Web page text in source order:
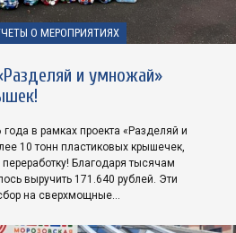
О МЕРОПРИЯТИЯХ
и умножай»
в рамках проекта «Разделяй и
10 тонн пластиковых крышечек,
Благодаря тысячам
выручить 171.640 рублей. Эти
на сверхмощные…